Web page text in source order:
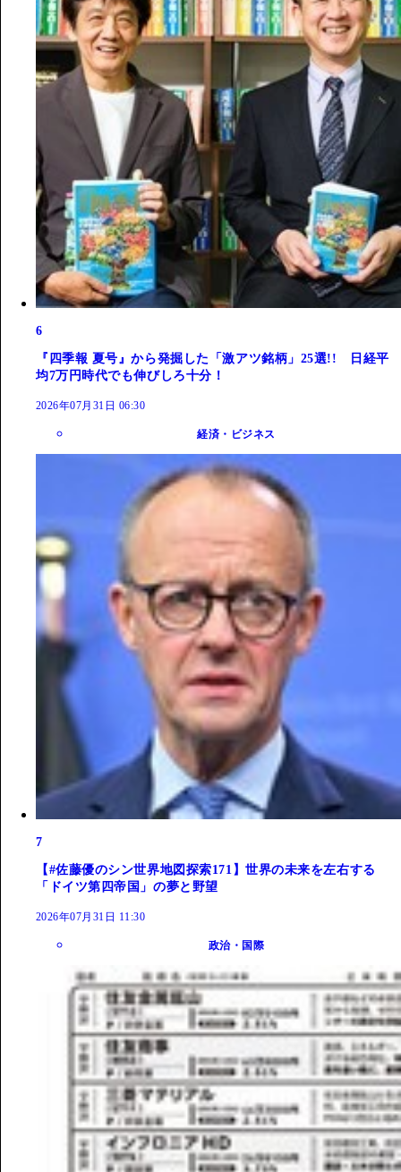
6
『四季報 夏号』から発掘した「激アツ銘柄」25選!! 日経平
均7万円時代でも伸びしろ十分！
2026年07月31日 06:30
経済・ビジネス
7
【#佐藤優のシン世界地図探索171】世界の未来を左右する
「ドイツ第四帝国」の夢と野望
2026年07月31日 11:30
政治・国際